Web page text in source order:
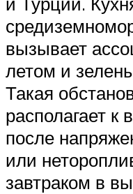
вызывает
летом и
Такая
располагает к
после
или
завтраком в